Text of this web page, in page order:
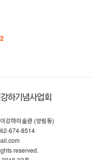
강하미술관 (양림동)
674-8514
reserved.